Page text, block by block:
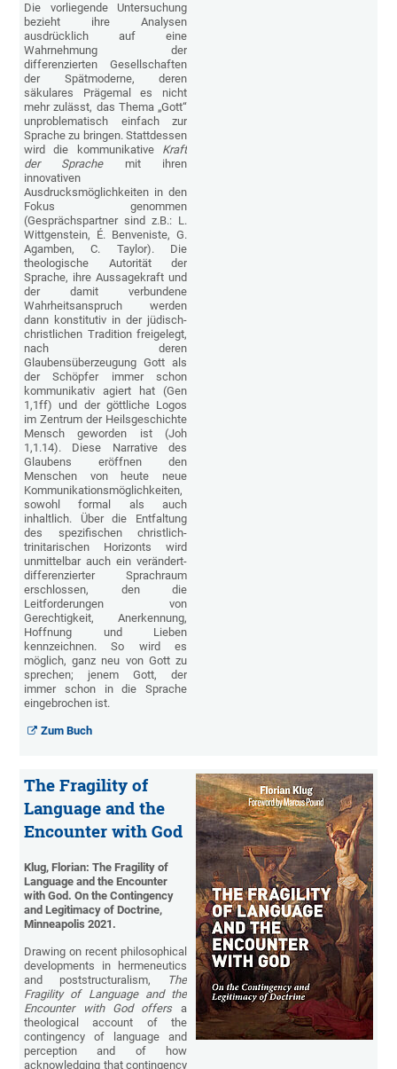
Die vorliegende Untersuchung
bezieht ihre Analysen
ausdrücklich auf eine
Wahrnehmung der
differenzierten Gesellschaften
der Spätmoderne, deren
säkulares Prägemal es nicht
mehr zulässt, das Thema „Gott“
unproblematisch einfach zur
Sprache zu bringen. Stattdessen
wird die kommunikative Kraft
der Sprachemit ihren
innovativen
Ausdrucksmöglichkeiten in den
Fokus genommen
(Gesprächspartner sind z.B.: L.
Wittgenstein, É. Benveniste, G.
Agamben, C. Taylor). Die
theologische Autorität der
Sprache, ihre Aussagekraft und
der damit verbundene
Wahrheitsanspruch werden
dann konstitutiv in der jüdisch-
christlichen Tradition freigelegt,
nach deren
Glaubensüberzeugung Gott als
der Schöpfer immer schon
kommunikativ agiert hat (Gen
1,1ff) und der göttliche Logos
im Zentrum der Heilsgeschichte
Mensch geworden ist (Joh
1,1.14). Diese Narrative des
Glaubens eröffnen den
Menschen von heute neue
Kommunikationsmöglichkeiten,
sowohl formal als auch
inhaltlich. Über die Entfaltung
des spezifischen christlich-
trinitarischen Horizonts wird
unmittelbar auch ein verändert-
differenzierter Sprachraum
erschlossen, den die
Leitforderungen von
Gerechtigkeit, Anerkennung,
Hoffnung und Lieben
kennzeichnen. So wird es
möglich, ganz neu von Gott zu
sprechen; jenem Gott, der
immer schon in die Sprache
eingebrochen ist.
Zum Buch
The Fragility of
Language and the
Encounter with God
Klug, Florian: The Fragility of
Language and the Encounter
with God. On the Contingency
and Legitimacy of Doctrine,
Minneapolis 2021.
Drawing on recent philosophical
developments in hermeneutics
and poststructuralism,
The
Fragility of Language and the
Encounter with God offersa
theological account of the
contingency of language and
perception and of how
acknowledging that contingency